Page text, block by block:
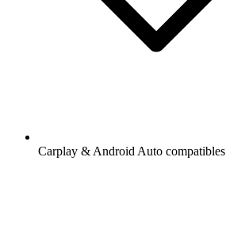
Carplay & Android Auto compatibles